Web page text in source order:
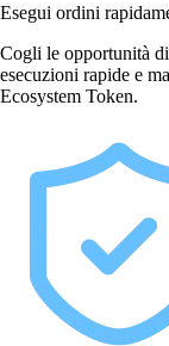
Esegui ordini
Cogli le opportunità
esecuzioni rapide e
Ecosystem Token.